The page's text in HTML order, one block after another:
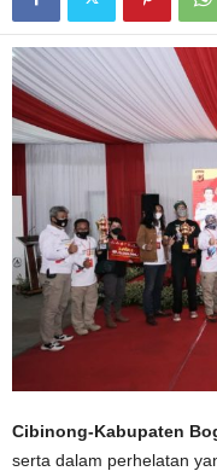
Cibinong-Kabupaten
serta dalam perhelatan